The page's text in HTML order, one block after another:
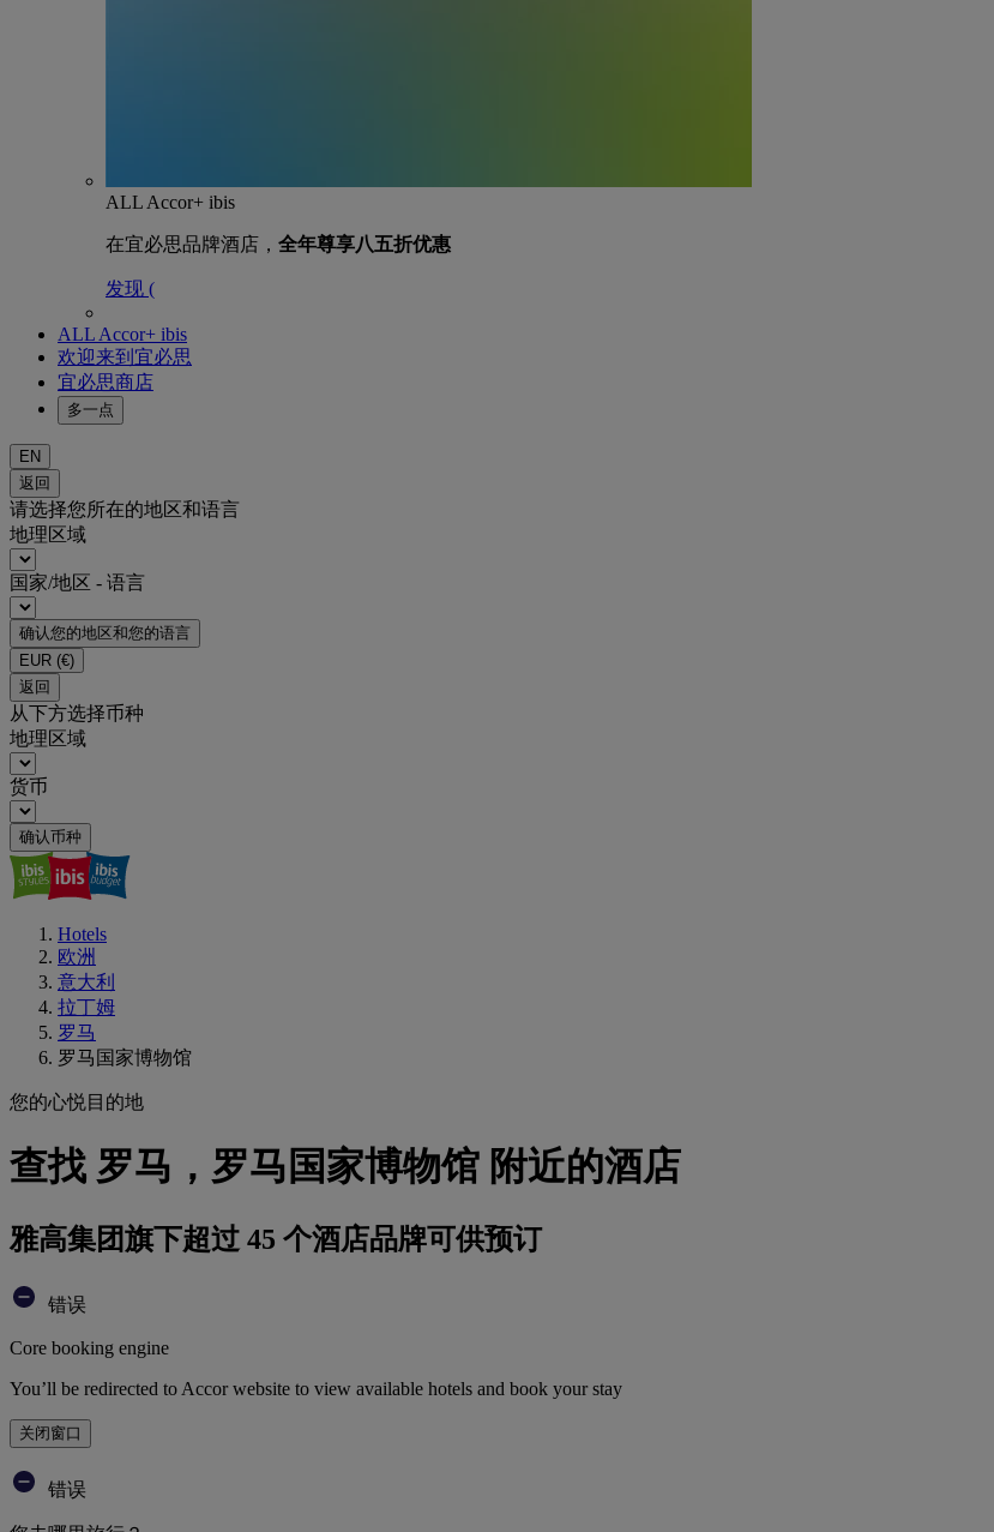
ALL Accor+ ibis
在宜必思品牌酒店， 全年尊享八五折优惠
发现 (
ALL Accor+ ibis
欢迎来到宜必思
宜必思商店
多一点
EN
返回
请选择您所在的地区和语言
地理区域
国家/地区 - 语言
确认您的地区和您的语言
EUR (€)
返回
从下方选择币种
地理区域
货币
确认币种
Hotels
欧洲
意大利
拉丁姆
罗马
罗马国家博物馆
您的心悦目的地
查找 罗马，罗马国家博物馆 附近的酒店
雅高集团旗下超过 45 个酒店品牌可供预订
错误
Core booking engine
You’ll be redirected to Accor website to view available hotels and book your stay
关闭窗口
错误